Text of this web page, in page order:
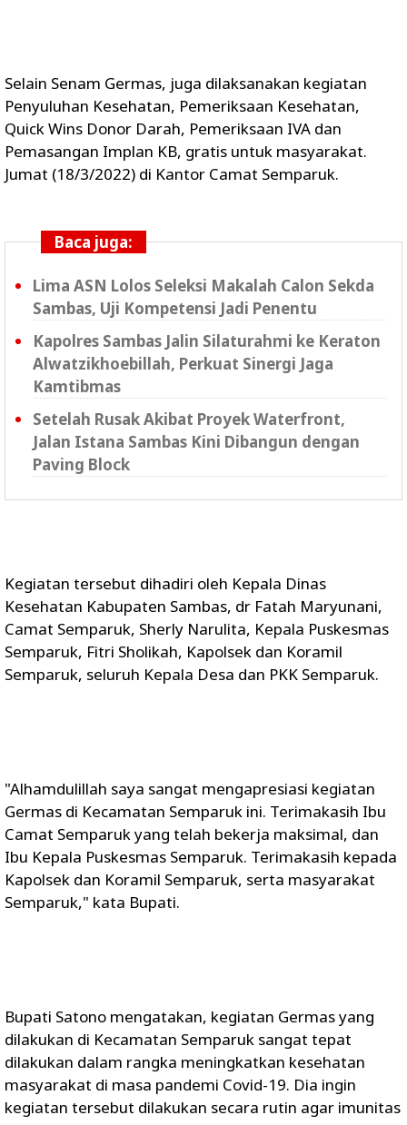
Selain Senam Germas, juga dilaksanakan kegiatan
Penyuluhan Kesehatan, Pemeriksaan Kesehatan,
Quick Wins Donor Darah, Pemeriksaan IVA dan
Pemasangan Implan KB, gratis untuk masyarakat.
Jumat (18/3/2022) di Kantor Camat Semparuk.
Baca juga:
Lima ASN Lolos Seleksi Makalah Calon Sekda
Sambas, Uji Kompetensi Jadi Penentu
Kapolres Sambas Jalin Silaturahmi ke Keraton
Alwatzikhoebillah, Perkuat Sinergi Jaga
Kamtibmas
Setelah Rusak Akibat Proyek Waterfront,
Jalan Istana Sambas Kini Dibangun dengan
Paving Block
Kegiatan tersebut dihadiri oleh Kepala Dinas
Kesehatan Kabupaten Sambas, dr Fatah Maryunani,
Camat Semparuk, Sherly Narulita, Kepala Puskesmas
Semparuk, Fitri Sholikah, Kapolsek dan Koramil
Semparuk, seluruh Kepala Desa dan PKK Semparuk.
"Alhamdulillah saya sangat mengapresiasi kegiatan
Germas di Kecamatan Semparuk ini. Terimakasih Ibu
Camat Semparuk yang telah bekerja maksimal, dan
Ibu Kepala Puskesmas Semparuk. Terimakasih kepada
Kapolsek dan Koramil Semparuk, serta masyarakat
Semparuk," kata Bupati.
Bupati Satono mengatakan, kegiatan Germas yang
dilakukan di Kecamatan Semparuk sangat tepat
dilakukan dalam rangka meningkatkan kesehatan
masyarakat di masa pandemi Covid-19. Dia ingin
kegiatan tersebut dilakukan secara rutin agar imunitas